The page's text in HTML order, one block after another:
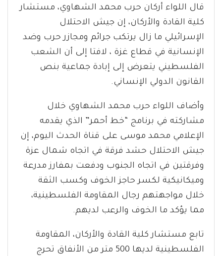
قال اللواء أركان حرب محمد الشهاوي، مستشار
كلية القادة والأركان، إن جيش الاحتلال
الإسرائيلي ما زال يرتكب جرائم ومجازر حرب وضد
الإنسانية في قطاع غزة ، لافتا إلى أن الشعب
الفلسطيني يتعرض إلى إبادة جماعية بنص
القانون الدولي الإنساني.
وأضاف اللواء حرب محمد الشهاوي خلال
مشاركته في برنامج “خط أحمر” الذي يقدمه
الإعلامي محمد موسى على قناة الحدث اليوم، إن
جيش الاحتلال حشد فرقة في اتجاه شمال عزة
وفرقتين في اتجاه الجنوب ودفعت بمفارز مدرعة
وميكانيكية لكسر حاجز الخوف وكسب الثقة
خلال مواجهتهم رجال المقاومة الفلسطينية،
مما يؤكد ما الخوف والرعب لديهم.
تابع مستشار كلية القادة والأركان، المقاومة
الفلسطينية لديها 500 متر من الأنفاق تحرج